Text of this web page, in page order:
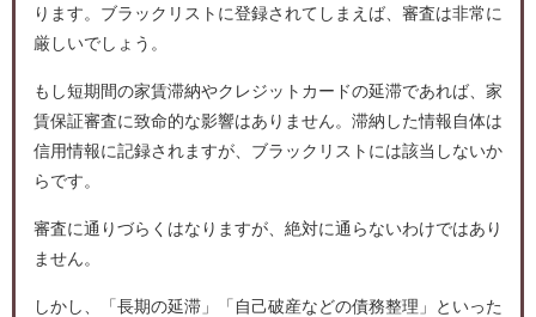
ります。ブラックリストに登録されてしまえば、審査は非常に
厳しいでしょう。
もし短期間の家賃滞納やクレジットカードの延滞であれば、家
賃保証審査に致命的な影響はありません。滞納した情報自体は
信用情報に記録されますが、ブラックリストには該当しないか
らです。
審査に通りづらくはなりますが、絶対に通らないわけではあり
ません。
しかし、「長期の延滞」「自己破産などの債務整理」といった